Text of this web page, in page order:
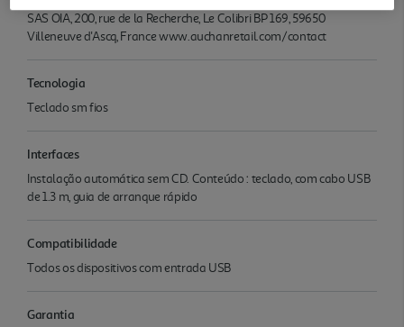
SAS OIA, 200, rue de la Recherche, Le Colibri BP 169, 59650
Villeneuve d'Ascq, France www.auchanretail.com/contact
Tecnologia
Teclado sm fios
Interfaces
Instalação automática sem CD. Conteúdo : teclado, com cabo USB
de 1.3 m, guia de arranque rápido
Compatibilidade
Todos os dispositivos com entrada USB
Garantia